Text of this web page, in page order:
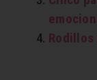
Rodillos